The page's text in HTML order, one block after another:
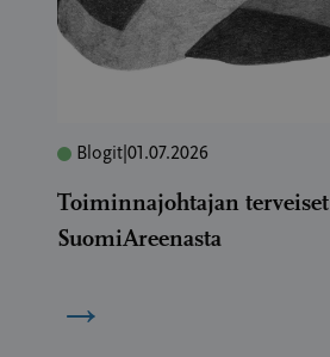
Blogit 01.07.2026
Toiminnajohtajan terveiset
SuomiAreenasta
→